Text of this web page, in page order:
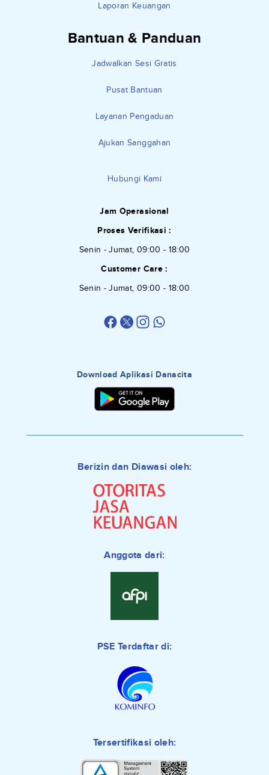
Laporan Keuangan
Bantuan & Panduan
Jadwalkan Sesi Gratis
Pusat Bantuan
Layanan Pengaduan
Ajukan Sanggahan
Hubungi Kami
Jam Operasional
Proses Verifikasi :
Senin - Jumat, 09:00 - 18:00
Customer Care :
Senin - Jumat, 09:00 - 18:00
Download Aplikasi Danacita
Berizin dan Diawasi oleh:
Anggota dari:
PSE Terdaftar di:
Tersertifikasi oleh: